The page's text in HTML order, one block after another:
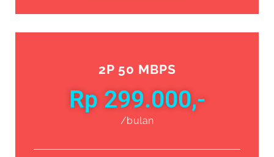
2P 50 MBPS
Rp 299.000,-
/bulan